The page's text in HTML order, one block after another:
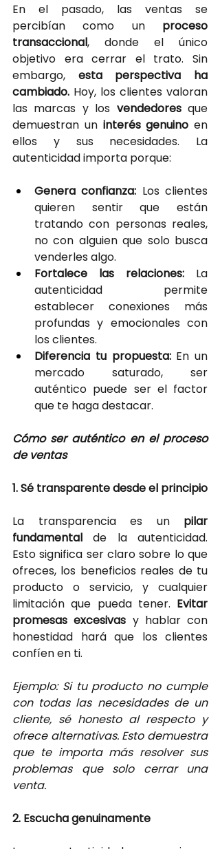
En el pasado, las ventas se
percibían como un
proceso
transaccional, donde el único
objetivo era cerrar el trato. Sin
embargo,
esta perspectiva ha
cambiado. Hoy, los clientes valoran
las marcas y los vendedores que
demuestran un interés genuino en
ellos y sus necesidades. La
autenticidad importa porque:
Genera confianza: Los clientes
quieren sentir que están
tratando con personas reales,
no con alguien que solo busca
venderles algo.
Fortalece las relaciones: La
autenticidad permite
establecer conexiones más
profundas y emocionales con
los clientes.
Diferencia tu propuesta: En un
mercado saturado, ser
auténtico puede ser el factor
que te haga destacar.
Cómo ser auténtico en el proceso
de ventas
1. Sé transparente desde el principio
La transparencia es un
pilar
fundamental de la autenticidad.
Esto significa ser claro sobre lo que
ofreces, los beneficios reales de tu
producto o servicio, y cualquier
limitación que pueda tener. Evitar
promesas excesivas y hablar con
honestidad hará que los clientes
confíen en ti.
Ejemplo: Si tu producto no cumple
con todas las necesidades de un
cliente, sé honesto al respecto y
ofrece alternativas. Esto demuestra
que te importa más resolver sus
problemas que solo cerrar una
venta.
2. Escucha genuinamente